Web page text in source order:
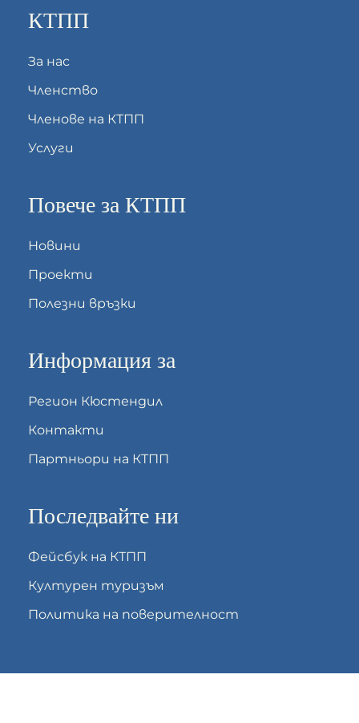
КТПП
За нас
Членство
Членове на КТПП
Услуги
Повече за КТПП
Новини
Проекти
Полезни връзки
Информация за
Регион Кюстендил
Контакти
Партньори на КТПП
Последвайте ни
Фейсбук на КТПП
Културен туризъм
Политика на поверителност